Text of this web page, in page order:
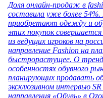
Доля онлайн-продаж в
составила уже более
приобретают одежду и
этих покупок
из ведущих игроков на
направление Fashion на
быстрорастущее. О
особенностях обувного
планирующих продавать
эксклюзивном интервью
направления «Обувь» в